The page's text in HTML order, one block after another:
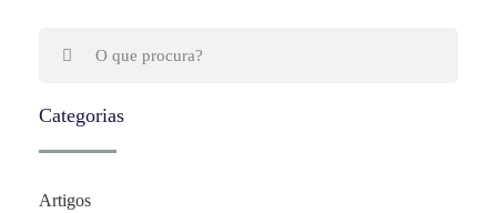
Categorias
Artigos